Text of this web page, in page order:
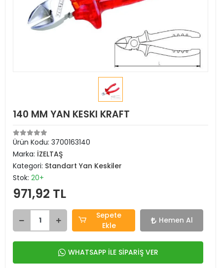
140 MM YAN KESKI KRAFT
Ürün Kodu: 3700163140
Marka: İZELTAŞ
Kategori: Standart Yan Keskiler
Stok: 20+
971,92 TL
Sepete
Ekle
Hemen Al
WHATSAPP İLE SİPARİŞ VER